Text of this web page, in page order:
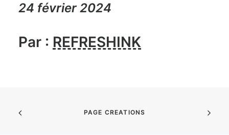
24 février 2024
Par : REFRESHINK
PAGE CREATIONS